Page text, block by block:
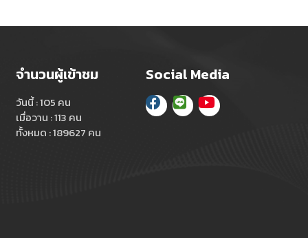
จำนวนผู้เข้าชม
วันนี้ : 105 คน
เมื่อวาน : 113 คน
ทั้งหมด : 189627 คน
Social Media